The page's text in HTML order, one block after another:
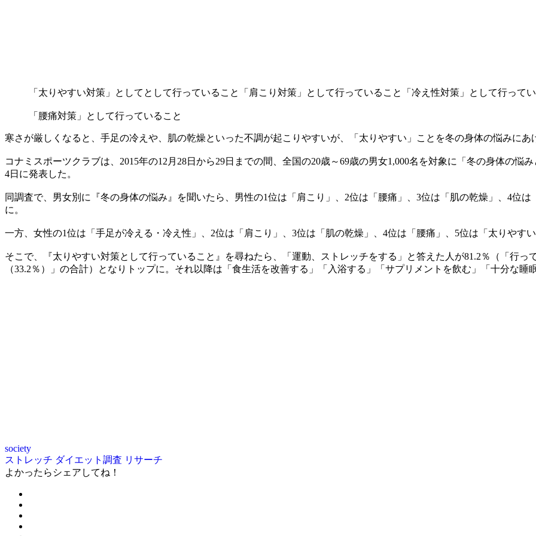
「太りやすい対策」としてとして行っていること 「肩こり対策」として行っていること 「冷え性対策」として行って
「腰痛対策」として行っていること
寒さが厳しくなると、手足の冷えや、肌の乾燥といった不調が起こりやすいが、「太りやすい」ことを冬の身体の悩みにあ
コナミスポーツクラブは、2015年の12月28日から29日までの間、全国の20歳～69歳の男女1,000名を対象に「冬の身体の悩
4日に発表した。
同調査で、男女別に『冬の身体の悩み』を聞いたら、男性の1位は「肩こり」、2位は「腰痛」、3位は「肌の乾燥」、4位
に。
一方、女性の1位は「手足が冷える・冷え性」、2位は「肩こり」、3位は「肌の乾燥」、4位は「腰痛」、5位は「太りやす
そこで、『太りやすい対策として行っていること』を尋ねたら、「運動、ストレッチをする」と答えた人が81.2％（「行っ
（33.2％）」の合計）となりトップに。それ以降は「食生活を改善する」「入浴する」「サプリメントを飲む」「十分な睡
society
ストレッチ ダイエット調査 リサーチ
よかったらシェアしてね！